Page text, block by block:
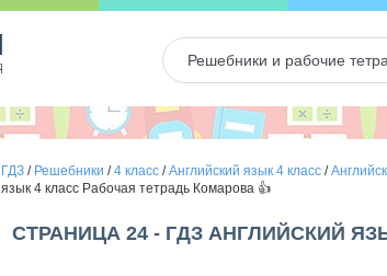
ГДЗ/ Решебники /4 класс/Английский язык 4 класс/
язык 4 класс Рабочая тетрадь Комарова 👍
СТРАНИЦА 24 - ГДЗ АНГЛИЙСКИЙ